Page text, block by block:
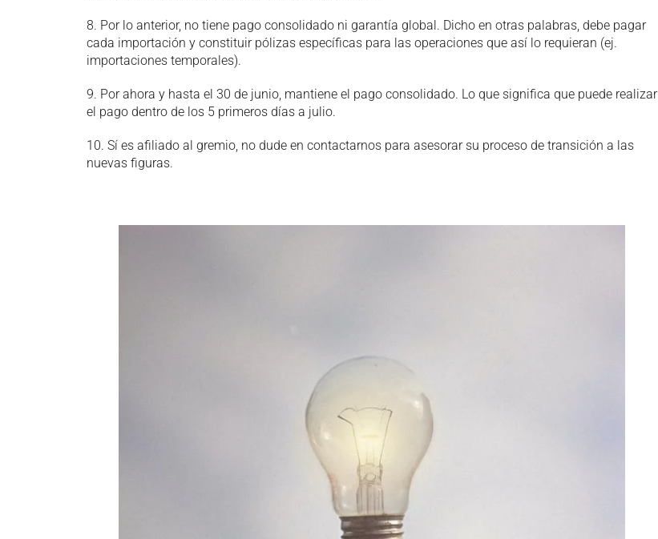
8. Por lo anterior, no tiene pago consolidado ni garantía global. Dicho en otras palabras, debe pagar
cada importación y constituir pólizas específicas para las operaciones que así lo requieran (ej.
importaciones temporales).
9. Por ahora y hasta el 30 de junio, mantiene el pago consolidado. Lo que significa que puede realizar
el pago dentro de los 5 primeros días a julio.
10. Sí es afiliado al gremio, no dude en contactarnos para asesorar su proceso de transición a las
nuevas figuras.